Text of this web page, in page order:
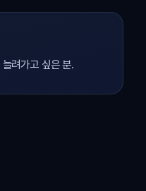
려가고 싶은 분.